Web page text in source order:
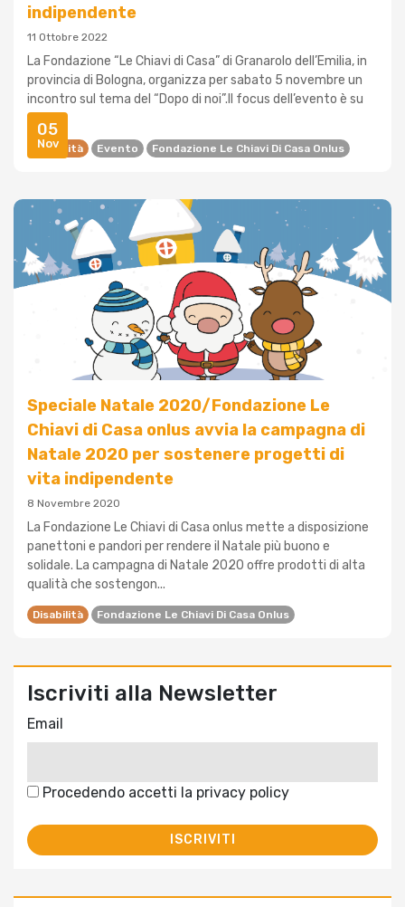
05
Nov
indipendente
11 Ottobre 2022
La Fondazione “Le Chiavi di Casa” di Granarolo dell’Emilia, in
provincia di Bologna, organizza per sabato 5 novembre un
incontro sul tema del “Dopo di noi”.Il focus dell’evento è su
prog...
Disabilità Evento Fondazione Le Chiavi Di Casa Onlus
Speciale Natale 2020/Fondazione Le
Chiavi di Casa onlus avvia la campagna di
Natale 2020 per sostenere progetti di
vita indipendente
8 Novembre 2020
La Fondazione Le Chiavi di Casa onlus mette a disposizione
panettoni e pandori per rendere il Natale più buono e
solidale. La campagna di Natale 2020 offre prodotti di alta
qualità che sostengon...
Disabilità Fondazione Le Chiavi Di Casa Onlus
Iscriviti alla Newsletter
Email
Procedendo accetti la privacy policy